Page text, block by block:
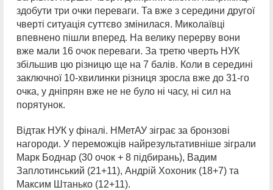
здобути три очки переваги. Та вже з середини другої
чверті ситуація суттєво змінилася. Миколаївці
впевнено пішли вперед. На велику перерву вони
вже мали 16 очок переваги. За третю чверть НУК
збільшив цю різницю ще на 7 балів. Коли в середині
заключної 10-хвилинки різниця зросла вже до 31-го
очка, у дніпрян вже не не було ні часу, ні сил на
порятунок.
Відтак НУК у фіналі. НМетАУ зіграє за бронзові
нагороди. У переможців найрезультативніше зіграли
Марк Боднар (30 очок + 8 підбирань), Вадим
Заплотинський (21+11), Андрій Хохоник (18+7) та
Максим Штанько (12+11).